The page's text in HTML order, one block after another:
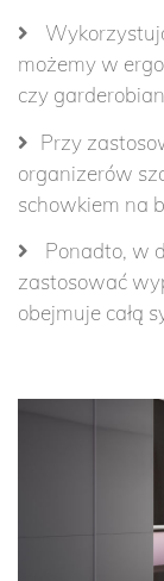
możemy w
czy
Przy
organizerów
schowkiem na
Ponadto, w
zastosować
obejmuje całą